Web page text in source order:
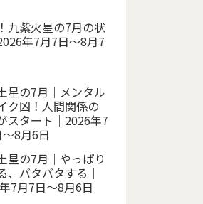
九紫火星の7月の状
年7月7日～8月7
星の7月｜メンタル
ク凶！人間関係の
スタート｜2026年7
8月6日
星の7月｜やっぱり
、バタバタする｜
7月7日～8月6日